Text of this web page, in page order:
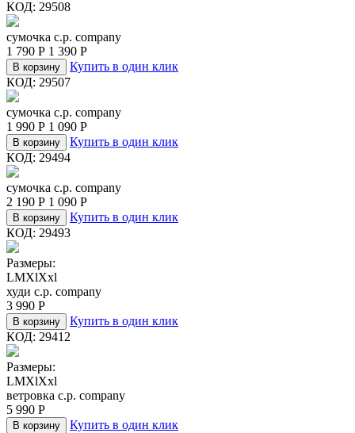
КОД: 29508
сумочка c.p. company
1 790 Р 1 390 Р
В корзину
Купить в один клик
КОД: 29507
сумочка c.p. company
1 990 Р 1 090 Р
В корзину
Купить в один клик
КОД: 29494
сумочка c.p. company
2 190 Р 1 090 Р
В корзину
Купить в один клик
КОД: 29493
Размеры:
LMXlXxl
худи c.p. company
3 990 Р
В корзину
Купить в один клик
КОД: 29412
Размеры:
LMXlXxl
ветровка c.p. company
5 990 Р
В корзину
Купить в один клик